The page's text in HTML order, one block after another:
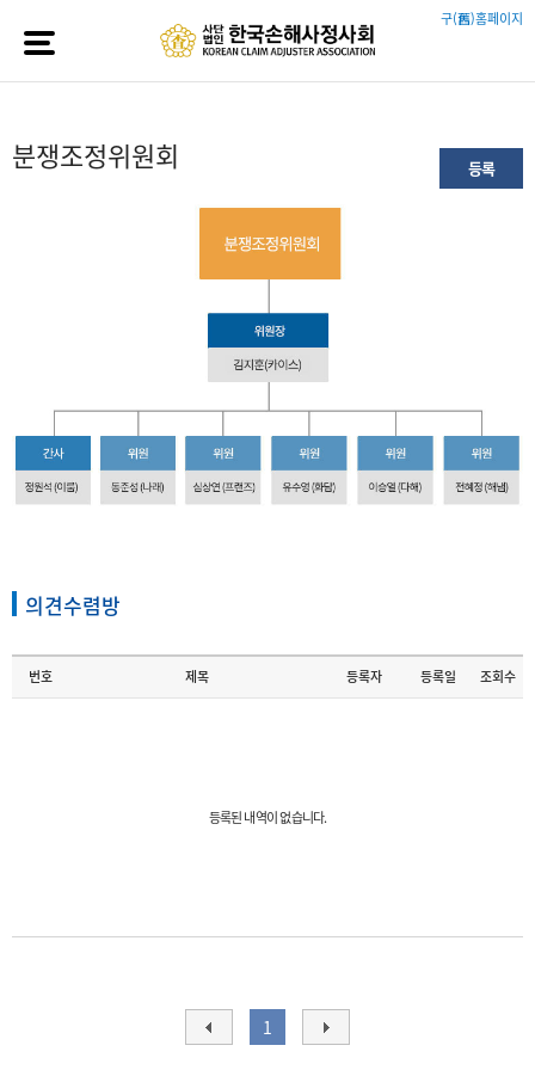
구(舊)홈페이지
분쟁조정위원회 등록
의견수렴방
번호 제목 등록자 등록일 조회수
등록된 내역이 없습니다.
1